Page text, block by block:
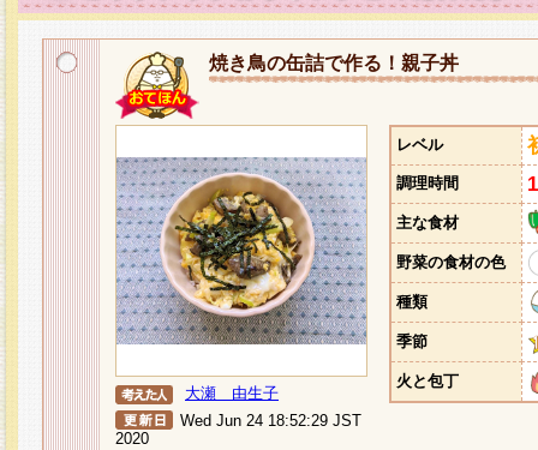
焼き鳥の缶詰で作る！親子丼
大瀬 由生子
Wed Jun 24 18:52:29 JST
2020
レベル
調理時間
主な食材
野菜の食材の色
種類
季節
火と包丁